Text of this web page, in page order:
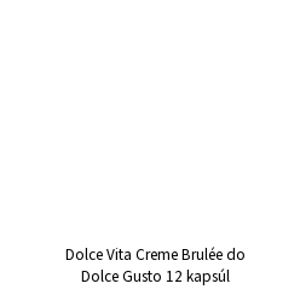
Dolce Vita Creme Brulée do
Dolce Gusto 12 kapsúl